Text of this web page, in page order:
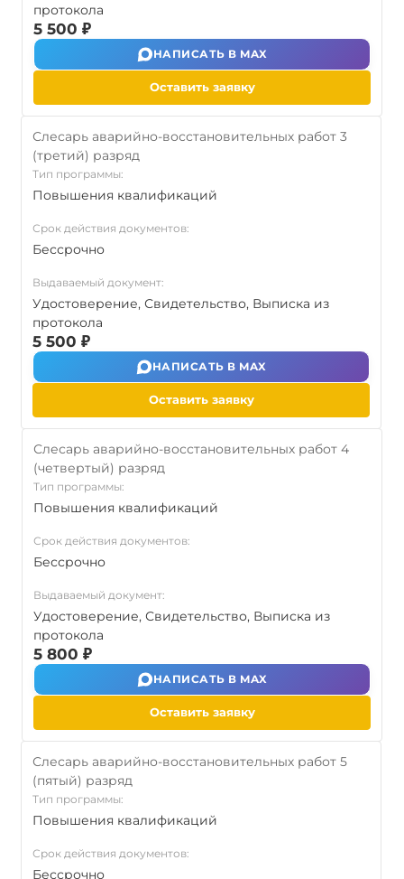
протокола
5 500 ₽
НАПИСАТЬ В MAX
Оставить заявку
Слесарь аварийно-восстановительных работ 3
(третий) разряд
Тип программы:
Повышения квалификаций
Срок действия документов:
Бессрочно
Выдаваемый документ:
Удостоверение, Свидетельство, Выписка из
протокола
5 500 ₽
НАПИСАТЬ В MAX
Оставить заявку
Слесарь аварийно-восстановительных работ 4
(четвертый) разряд
Тип программы:
Повышения квалификаций
Срок действия документов:
Бессрочно
Выдаваемый документ:
Удостоверение, Свидетельство, Выписка из
протокола
5 800 ₽
НАПИСАТЬ В MAX
Оставить заявку
Слесарь аварийно-восстановительных работ 5
(пятый) разряд
Тип программы:
Повышения квалификаций
Срок действия документов:
Бессрочно